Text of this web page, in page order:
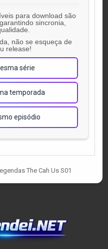
para download são
sincronia,
não se esqueça de
release!
série
temporada
episódio
The Cah Us S01